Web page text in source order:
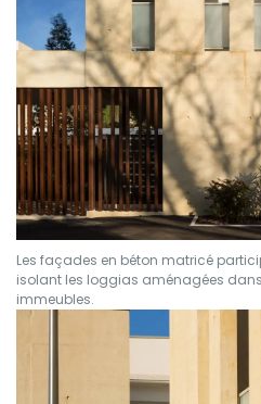
Les façades en béton matricé
isolant les loggias aménagées
immeubles.